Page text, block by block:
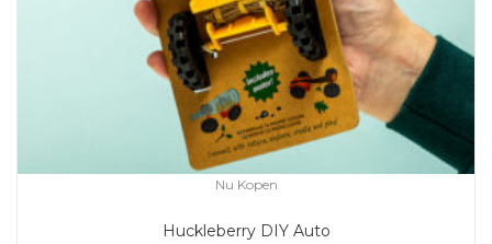
Nu Kopen
Huckleberry DIY Auto